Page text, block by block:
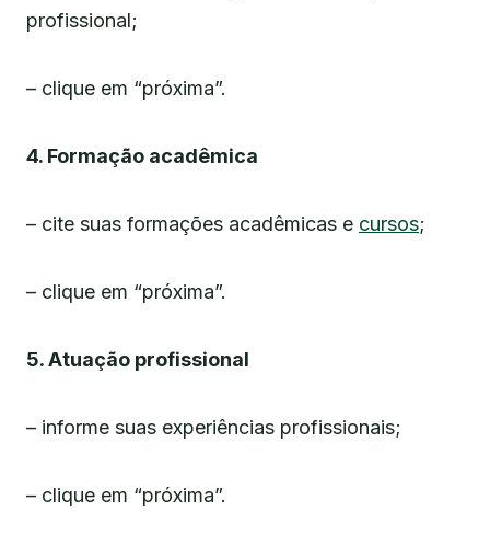
profissional;
– clique em “próxima”.
4. Formação acadêmica
– cite suas formações acadêmicas e cursos;
– clique em “próxima”.
5. Atuação profissional
– informe suas experiências profissionais;
– clique em “próxima”.